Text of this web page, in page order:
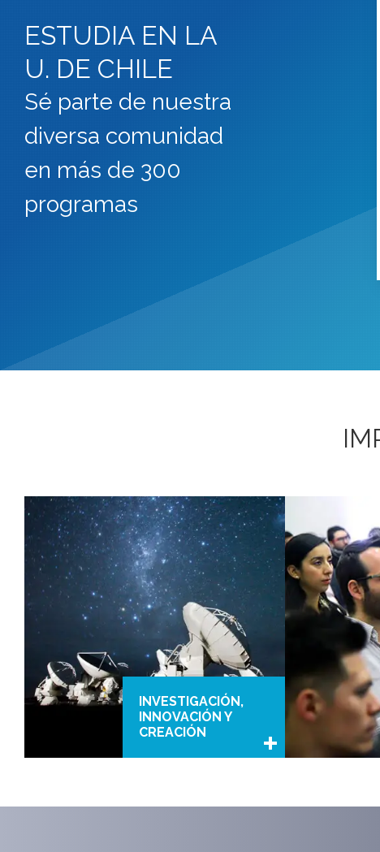
ESTUDIA EN LA
U. DE CHILE
Sé parte de nuestra
diversa comunidad
en más de 300
programas
INVESTIGACIÓN,
INNOVACIÓN Y
CREACIÓN